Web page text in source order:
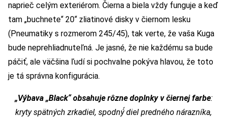
naprieč celým exteriérom. Čierna a biela vždy funguje a keď
tam „buchnete“ 20“ zliatinové disky v čiernom lesku
(Pneumatiky s rozmerom 245/45), tak verte, že vaša Kuga
bude neprehliadnuteľná. Je jasné, že nie každému sa bude
páčiť, ale väčšina ľudí si pochvalne pokýva hlavou, že toto
je tá správna konfigurácia.
„Výbava „Black“ obsahuje rôzne doplnky v čiernej farbe:
kryty spätných zrkadiel, spodný́ diel predného nárazníka,